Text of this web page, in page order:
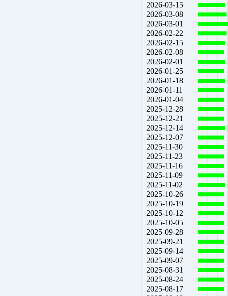
2026-03-15
2026-03-08
2026-03-01
2026-02-22
2026-02-15
2026-02-08
2026-02-01
2026-01-25
2026-01-18
2026-01-11
2026-01-04
2025-12-28
2025-12-21
2025-12-14
2025-12-07
2025-11-30
2025-11-23
2025-11-16
2025-11-09
2025-11-02
2025-10-26
2025-10-19
2025-10-12
2025-10-05
2025-09-28
2025-09-21
2025-09-14
2025-09-07
2025-08-31
2025-08-24
2025-08-17